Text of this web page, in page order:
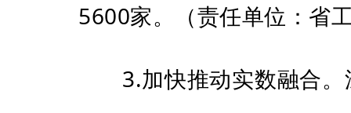
5600家。（责任单位：省
3.加快推动实数融合